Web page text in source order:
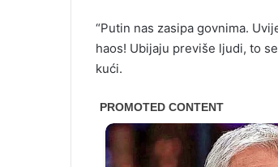
“Putin nas zasipa govnima.
haos! Ubijaju previše ljudi, to
kući.